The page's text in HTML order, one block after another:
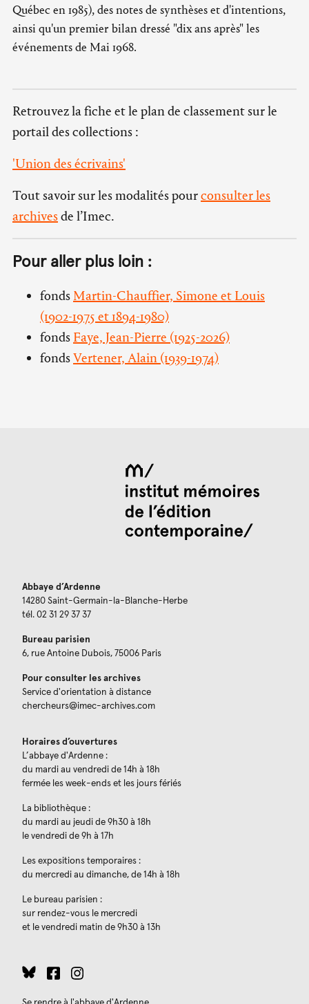
Québec en 1985), des notes de synthèses et d'intentions,
ainsi qu'un premier bilan dressé "dix ans après" les
événements de Mai 1968.
Retrouvez la fiche et le plan de classement sur le
portail des collections :
'Union des écrivains'
Tout savoir sur les modalités pourconsulter les
archivesde l’Imec.
Pour aller plus loin :
fonds Martin-Chauffier, Simone et Louis
(1902-1975 et 1894-1980)
fonds Faye, Jean-Pierre (1925-2026)
fondsVertener, Alain (1939-1974)
Abbaye d’Ardenne
14280 Saint-Germain-la-Blanche-Herbe
tél. 02 31 29 37 37
Bureau parisien
6, rue Antoine Dubois, 75006 Paris
Pour consulter les archives
Service d'orientation à distance
chercheurs@imec-archives.com
Horaires d’ouvertures
L’abbaye d'Ardenne :
du mardi au vendredi de 14h à 18h
fermée les week-ends et les jours fériés
La bibliothèque :
du mardi au jeudi de 9h30 à 18h
le vendredi de 9h à 17h
Les expositions temporaires :
du mercredi au dimanche, de 14h à 18h
Le bureau parisien :
sur rendez-vous le mercredi
et le vendredi matin de 9h30 à 13h